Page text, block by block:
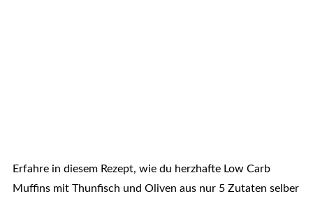
Erfahre in diesem Rezept, wie du herzhafte Low Carb
Muffins mit Thunfisch und Oliven aus nur 5 Zutaten selber